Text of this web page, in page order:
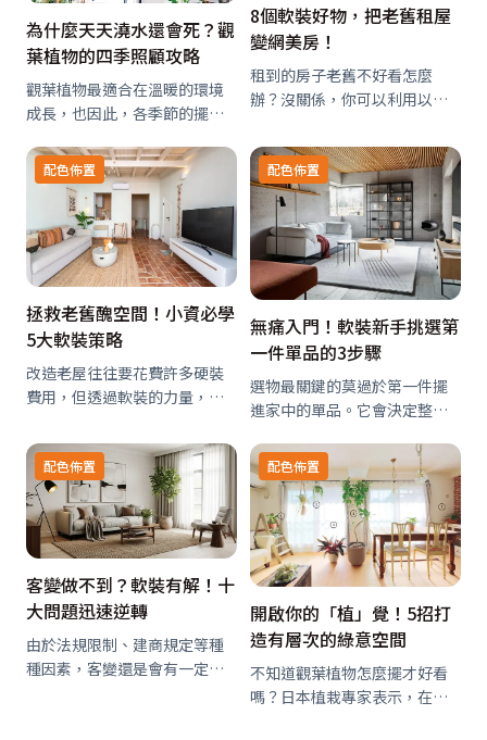
為什麼天天澆水還會死？觀
葉植物的四季照顧攻略
觀葉植物最適合在溫暖的環境
成長，也因此，各季節的擺放
請參考下方資料，依照季節與
實際氣候調整照顧方法。
8個軟裝好物，把老舊租屋
變網美房！
租到的房子老舊不好看怎麼
辦？沒關係，你可以利用以下8
品質直接升級！
配色佈置
拯救老舊醜空間！小資必學
5大軟裝策略
改造老屋往往要花費許多硬裝
費用，但透過軟裝的力量，其
力了！以下就彙整5個翻轉老屋
的超實用軟裝手法。
配色佈置
無痛入門！軟裝新手挑選第
一件單品的3步驟
選物最關鍵的莫過於第一件擺
進家中的單品。它會決定整體
配與思考。那麼，新手該如何
挑選至關重要的「第一件」單
品呢？請跟著以下三步驟找到
專屬於你的單品吧！
配色佈置
客變做不到？軟裝有解！十
大問題迅速逆轉
由於法規限制、建商規定等種
種因素，客變還是會有一定的
配色佈置
開啟你的「植」覺！5招打
造有層次的綠意空間
不知道觀葉植物怎麼擺才好看
嗎？日本植栽專家表示，在簡